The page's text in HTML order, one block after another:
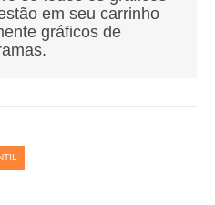
em seu carrinho
gráficos de